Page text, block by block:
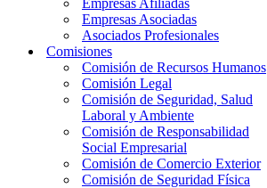
Empresas Afiliadas
Empresas Asociadas
Asociados Profesionales
Comisiones
Comisión de Recursos Humanos
Comisión Legal
Comisión de Seguridad, Salud
Laboral y Ambiente
Comisión de Responsabilidad
Social Empresarial
Comisión de Comercio Exterior
Comisión de Seguridad Física